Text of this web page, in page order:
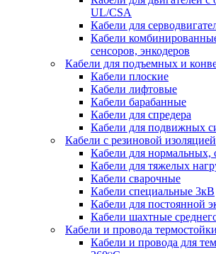
UL/CSA
Кабели для
Кабели
cенсоров, энкодеров
Кабели для подъемных и
Кабели плоские
Кабели лифтовые
Кабели барабанные
Кабели для спредера
Кабели для подвижных
Кабели с резиновой изоляцией
Кабели для нормальных,
Кабели для тяжелых
Кабели сварочные
Кабели специальные 3кВ
Кабели для постоянной
Кабели шахтные
Кабели и провода
Кабели и провода для